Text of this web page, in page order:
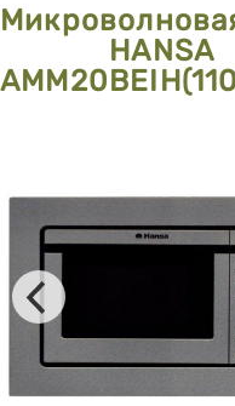
HANSA